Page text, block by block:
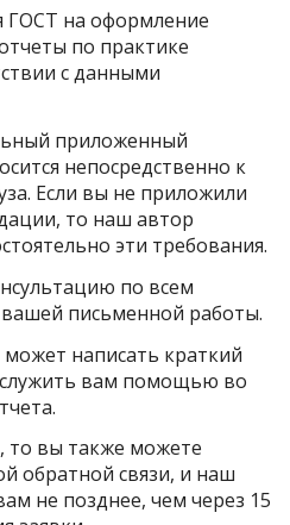
ГОСТ на оформление
по практике
с данными
приложенный
непосредственно к
Если вы не приложили
то наш автор
эти требования.
по всем
письменной работы.
написать краткий
вам помощью во
то вы также можете
обратной связи, и наш
не позднее, чем через 15